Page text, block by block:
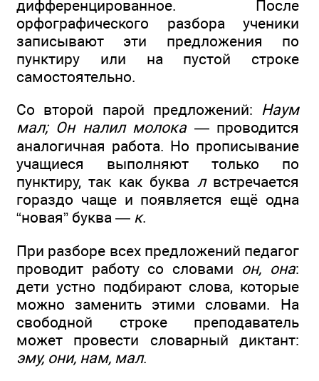
дифференцированное. После
орфографического разбора ученики
записывают эти предложения по
пунктиру или на пустой строке
самостоятельно.
Со второй парой предложений: Наум
мал; Он налил молока — проводится
аналогичная работа. Но прописывание
учащиеся выполняют только по
пунктиру, так как буква лвстречается
гораздо чаще и появляется ещё одна
“новая” буква — к.
При разборе всех предложений педагог
проводит работу со словами он, она:
дети устно подбирают слова, которые
можно заменить этими словами. На
свободной строке преподаватель
может провести словарный диктант:
эму, они, нам, мал.